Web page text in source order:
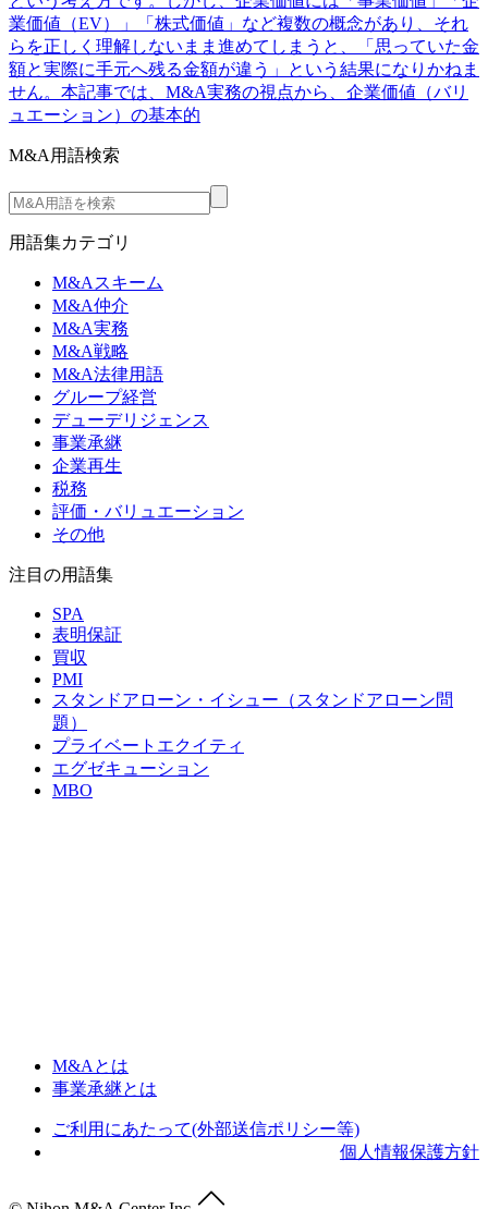
業価値（EV）」「株式価値」など複数の概念があり、それ
らを正しく理解しないまま進めてしまうと、「思っていた金
額と実際に手元へ残る金額が違う」という結果になりかねま
せん。本記事では、M&A実務の視点から、企業価値（バリ
ュエーション）の基本的
M&A用語検索
用語集カテゴリ
M&Aスキーム
M&A仲介
M&A実務
M&A戦略
M&A法律用語
グループ経営
デューデリジェンス
事業承継
企業再生
税務
評価・バリュエーション
その他
注目の用語集
SPA
表明保証
買収
PMI
スタンドアローン・イシュー（スタンドアローン問
題）
プライベートエクイティ
エグゼキューション
MBO
M&Aとは
事業承継とは
ご利用にあたって(外部送信ポリシー等)
個人情報保護方針